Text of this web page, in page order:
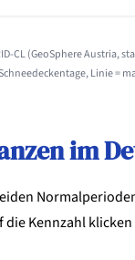
CL (GeoSphere Austria,
Linie =
im
die Kennzahl